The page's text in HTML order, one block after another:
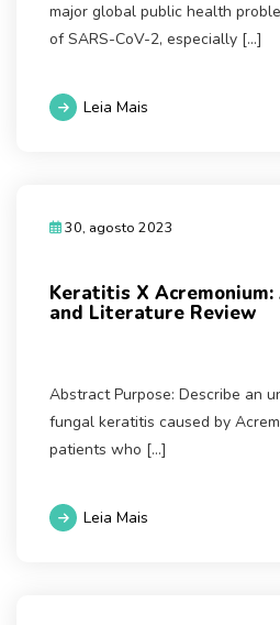
major global public health
of SARS-CoV-2, especially […]
Leia Mais
30, agosto 2023
Keratitis X Acremonium:
and Literature Review
Abstract Purpose: Describe an
fungal keratitis caused by
patients who […]
Leia Mais